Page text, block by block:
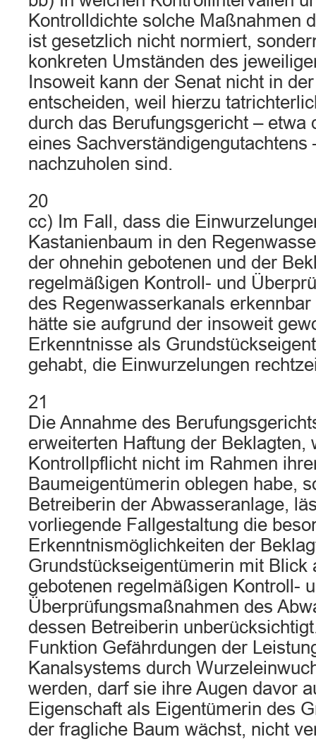
Kontrolldichte solche Maßnahmen
ist gesetzlich nicht normiert,
konkreten Umständen des
Insoweit kann der Senat nicht in
entscheiden, weil hierzu
durch das Berufungsgericht – etwa
eines Sachverständigengutachtens
nachzuholen sind.
20
cc) Im Fall, dass die
Kastanienbaum in den
der ohnehin gebotenen und der
regelmäßigen Kontroll- und
des Regenwasserkanals
hätte sie aufgrund der insoweit
Erkenntnisse als
gehabt, die Einwurzelungen
21
Die Annahme des
erweiterten Haftung der Beklagten,
Kontrollpflicht nicht im Rahmen
Baumeigentümerin oblegen habe,
Betreiberin der Abwasseranlage,
vorliegende Fallgestaltung die
Erkenntnismöglichkeiten der
Grundstückseigentümerin mit Blick
gebotenen regelmäßigen Kontroll-
Überprüfungsmaßnahmen des
dessen Betreiberin
Funktion Gefährdungen der
Kanalsystems durch
werden, darf sie ihre Augen davor
Eigenschaft als Eigentümerin des
der fragliche Baum wächst, nicht